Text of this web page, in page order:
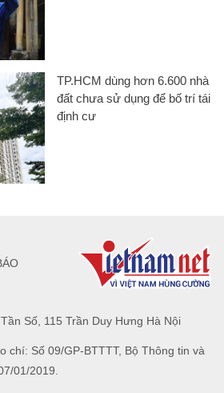
TP.HCM dùng hơn 6.600 nhà
đất chưa sử dụng để bố trí tái
định cư
Số, 115 Trần Duy Hưng Hà Nội
chí: Số 09/GP-BTTTT, Bộ Thông tin và
01/2019.